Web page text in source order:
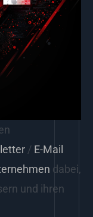
/ E-Mail
dabei,
und ihren